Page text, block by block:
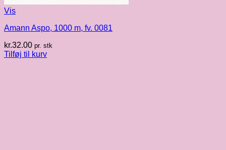
Vis
Amann Aspo, 1000 m, fv. 0081
kr.32.00 pr. stk
Tilføj til kurv